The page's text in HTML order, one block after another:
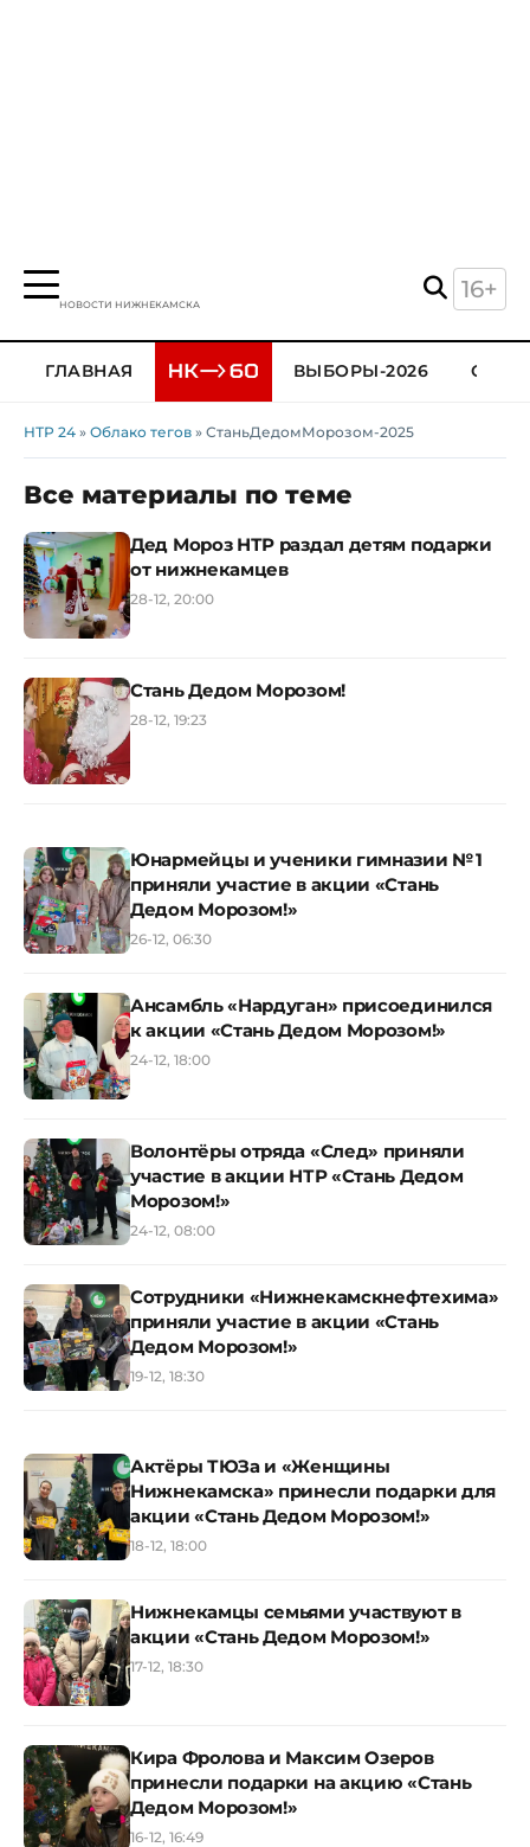
НОВОСТИ НИЖНЕКАМСКА
16+
ГЛАВНАЯ ВЫБОРЫ-2026
НТР 24 » Облако тегов » СтаньДедомМорозом-2025
Все материалы по теме
Дед Мороз НТР раздал детям подарки
от нижнекамцев
28-12, 20:00
Стань Дедом Морозом!
28-12, 19:23
Юнармейцы и ученики гимназии № 1
приняли участие в акции «Стань
Дедом Морозом!»
26-12, 06:30
Ансамбль «Нардуган» присоединился
к акции «Стань Дедом Морозом!»
24-12, 18:00
Волонтёры отряда «След» приняли
участие в акции НТР «Стань Дедом
Морозом!»
24-12, 08:00
Сотрудники «Нижнекамскнефтехима»
приняли участие в акции «Стань
Дедом Морозом!»
19-12, 18:30
Актёры ТЮЗа и «Женщины
Нижнекамска» принесли подарки для
акции «Стань Дедом Морозом!»
18-12, 18:00
Нижнекамцы семьями участвуют в
акции «Стань Дедом Морозом!»
17-12, 18:30
Кира Фролова и Максим Озеров
принесли подарки на акцию «Стань
Дедом Морозом!»
16-12, 16:49